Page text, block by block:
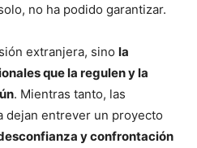
no ha podido garantizar.
extranjera, sino la
que la regulen y la
. Mientras tanto, las
dejan entrever un proyecto
y confrontación